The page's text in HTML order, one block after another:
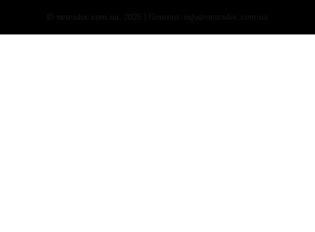
© newsdoc.com.ua, 2026 | Пошта: info@newsdoc.com.ua